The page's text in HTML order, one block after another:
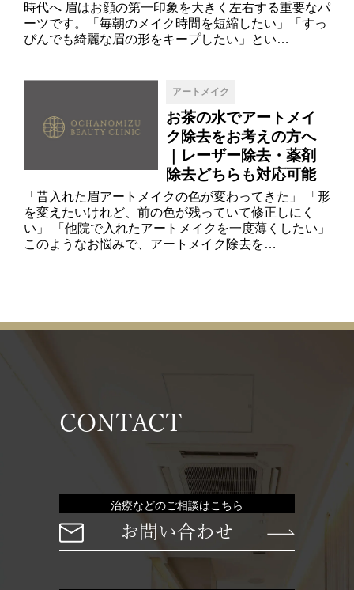
時代へ 眉はお顔の第一印象を大きく左右する重要なパ
ーツです。「毎朝のメイク時間を短縮したい」「すっ
ぴんでも綺麗な眉の形をキープしたい」とい…
アートメイク
お茶の水でアートメイ
ク除去をお考えの方へ
｜レーザー除去・薬剤
除去どちらも対応可能
「昔入れた眉アートメイクの色が変わってきた」 「形
を変えたいけれど、前の色が残っていて修正しにく
い」 「他院で入れたアートメイクを一度薄くしたい」
このようなお悩みで、アートメイク除去を…
CONTACT
治療などのご相談はこちら
お問い合わせ